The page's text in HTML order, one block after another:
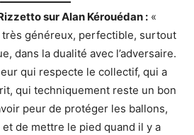
sur Alan Kérouédan : «
très généreux, perfectible, surtout
dans la dualité avec l’adversaire.
qui respecte le collectif, qui a
qui techniquement reste un bon
peur de protéger les ballons,
de mettre le pied quand il y a